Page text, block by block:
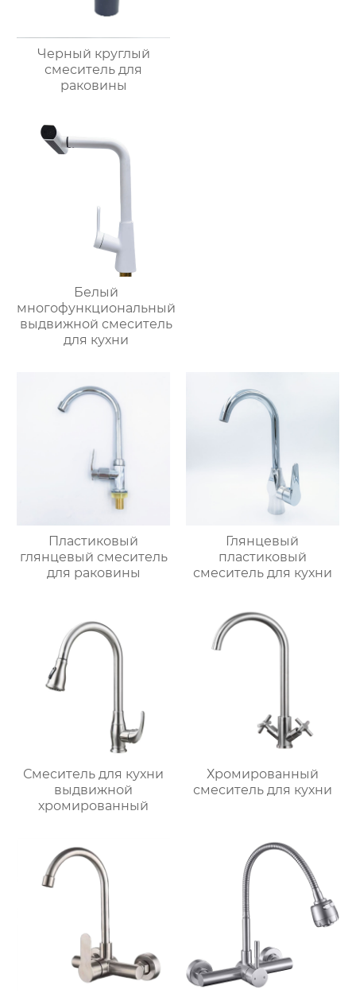
Черный круглый
смеситель для
раковины
Белый
многофункциональный
выдвижной смеситель
для кухни
Пластиковый
глянцевый смеситель
для раковины
Глянцевый
пластиковый
смеситель для кухни
Смеситель для кухни
выдвижной
хромированный
Хромированный
смеситель для кухни